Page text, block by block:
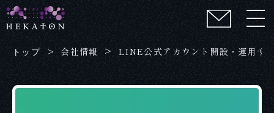
トップ 会社情報 LINE公式アカウント開設・運用サ